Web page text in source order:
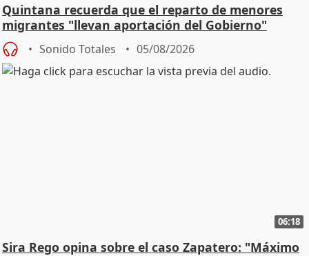
Quintana recuerda que el reparto de menores
migrantes "llevan aportación del Gobierno"
central
Sonido Totales 05/08/2026
06:18
Sira Rego opina sobre el caso Zapatero: "Máximo